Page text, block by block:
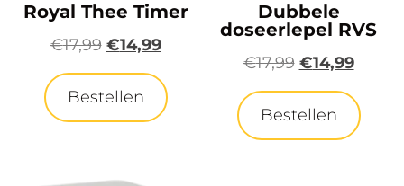
Royal Thee Timer
€17,99 €14,99
Bestellen
Dubbele
doseerlepel RVS
€17,99 €14,99
Bestellen